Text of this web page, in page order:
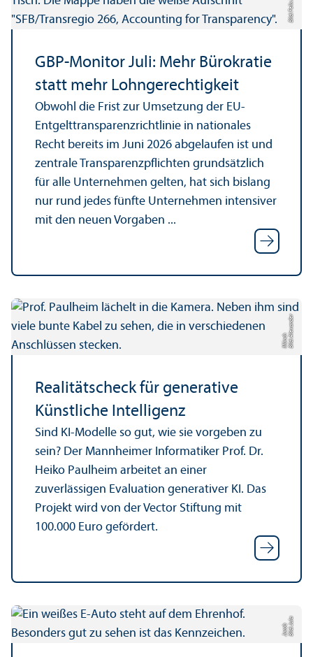
GBP-Monitor Juli: Mehr Bürokratie
statt mehr Lohn­gerechtigkeit
Obwohl die Frist zur Umsetzung der EU-
Entgelttrans­parenz­richtlinie in nationales
Recht bereits im Juni 2026 abgelaufen ist und
zentrale Trans­parenzpflichten grundsätzlich
für alle Unter­nehmen gelten, hat sich bislang
nur rund jedes fünfte Unter­nehmen intensiver
mit den neuen Vorgaben ...
Bil
d:
Ale
x
a
n
d
e
r
M
ü
n
c
h
Realitätscheck für generative
Künstliche Intelligenz
Sind KI-Modelle so gut, wie sie vorgeben zu
sein? Der Mannheimer Informatiker Prof. Dr.
Heiko Paulheim arbeitet an einer
zuverlässigen Evaluation generativer KI. Das
Projekt wird von der Vector Stiftung mit
100.000 Euro gefördert.
Bil
d:
Jul
a
J
a
c
o
b